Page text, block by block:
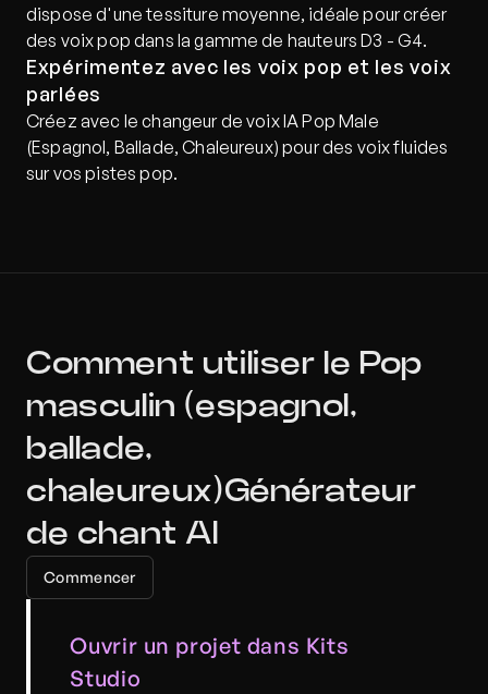
dispose d'une tessiture moyenne, idéale pour créer
des voix pop dans la gamme de hauteurs D3 - G4.
Expérimentez avec les voix pop et les voix
parlées
Créez avec le changeur de voix IA Pop Male
(Espagnol, Ballade, Chaleureux) pour des voix fluides
sur vos pistes pop.
Comment utiliser le Pop
masculin (espagnol,
ballade,
chaleureux)Générateur
de chant AI
Commencer
Ouvrir un projet dans Kits
Studio